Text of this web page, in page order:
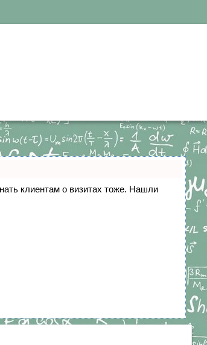
клиентам о визитах тоже. Нашли